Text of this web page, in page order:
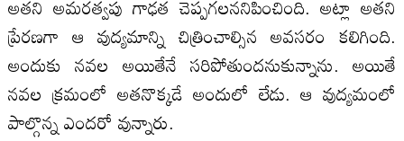
ప్రేరణగా ఆ వుద్యమాన్ని చిత్రించాల్సిన అవసరం కలిగింది.
అందుకు నవల అయితేనే సరిపోతుందనుకున్నాను. అయితే
నవల క్రమంలో అతనొక్కడే అందులో లేడు. ఆ వుద్యమంలో
పాల్గొన్న ఎందరో వున్నారు.